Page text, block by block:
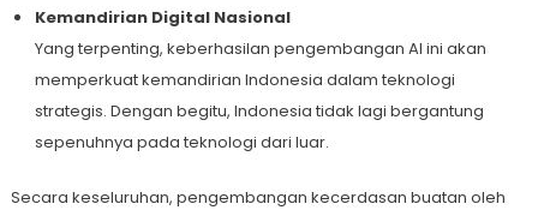
Kemandirian Digital Nasional
Yang terpenting, keberhasilan pengembangan AI ini akan
memperkuat kemandirian Indonesia dalam teknologi
strategis. Dengan begitu, Indonesia tidak lagi bergantung
sepenuhnya pada teknologi dari luar.
Secara keseluruhan, pengembangan kecerdasan buatan oleh